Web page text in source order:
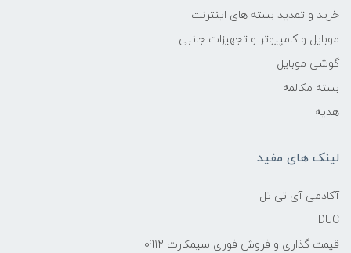
خرید و تمدید بسته های اینترنت
موبایل و کامپیوتر و تجهیزات جانبی
گوشی موبایل
بسته مکالمه
هدیه
لینک های مفید
آکادمی آی تی تل
DUC
قیمت گذاری و فروش فوری سیمکارت 0912